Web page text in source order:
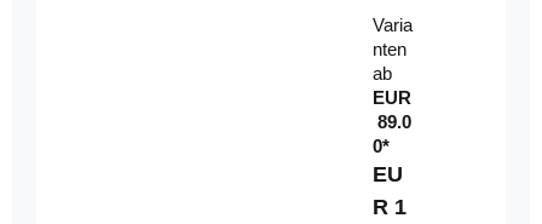
el
mi
t
Fe
rn
be
di
en
u
Varia
nten
ab
EUR
89.0
0*
EU
R 1